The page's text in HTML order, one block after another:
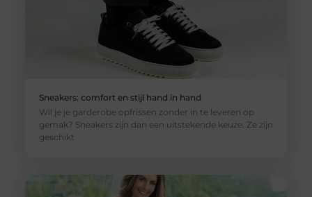
Sneakers: comfort en stijl hand in hand
Wil je je garderobe opfrissen zonder in te leveren op
gemak? Sneakers zijn dan een uitstekende keuze. Ze zijn
geschikt